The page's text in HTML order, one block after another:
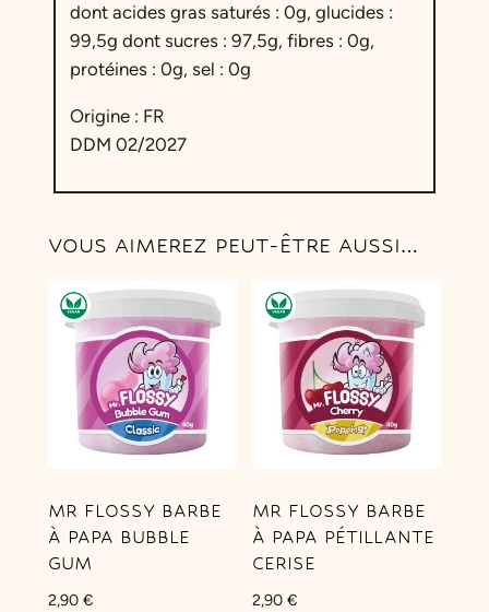
r
e
à
a
a
M
o
j
t
o
dont acides gras saturés : 0g, glucides :
99,5g dont sucres : 97,5g, fibres : 0g,
protéines : 0g, sel : 0g
Origine : FR
DDM 02/2027
VOUS AIMEREZ PEUT-ÊTRE AUSSI…
MR FLOSSY BARBE
À PAPA BUBBLE
GUM
2,90 €
MR FLOSSY BARBE
À PAPA PÉTILLANTE
CERISE
2,90€